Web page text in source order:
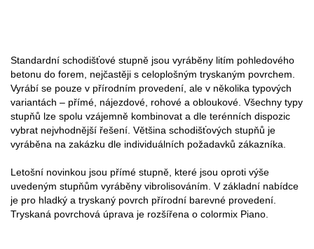
Standardní schodišťové stupně jsou vyráběny litím pohledového
betonu do forem, nejčastěji s celoplošným tryskaným povrchem.
Vyrábí se pouze v přírodním provedení, ale v několika typových
variantách – přímé, nájezdové, rohové a obloukové. Všechny typy
stupňů lze spolu vzájemně kombinovat a dle terénních dispozic
vybrat nejvhodnější řešení. Většina schodišťových stupňů je
vyráběna na zakázku dle individuálních požadavků zákazníka.
Letošní novinkou jsou přímé stupně, které jsou oproti výše
uvedeným stupňům vyráběny vibrolisováním. V základní nabídce
je pro hladký a tryskaný povrch přírodní barevné provedení.
Tryskaná povrchová úprava je rozšířena o colormix Piano.